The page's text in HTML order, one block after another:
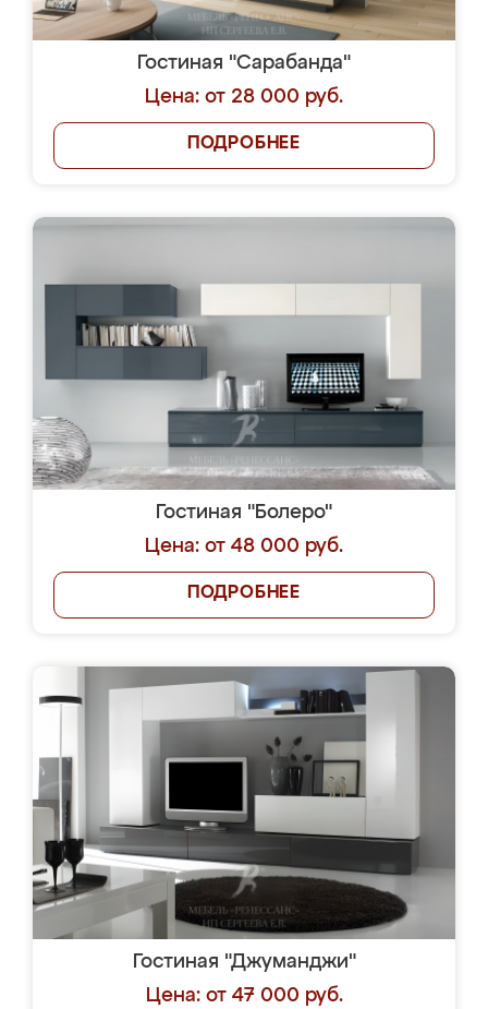
Гостиная "Сарабанда"
Цена: от 28 000 руб.
ПОДРОБНЕЕ
Гостиная "Болеро"
Цена: от 48 000 руб.
ПОДРОБНЕЕ
Гостиная "Джуманджи"
Цена: от 47 000 руб.